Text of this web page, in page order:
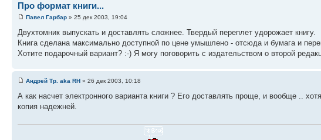
Про формат книги...
Павел Гарбар » 25 дек 2003, 19:04
Двухтомник выпускать и доставлять сложнее. Твердый переплет удорожает книгу.
Книга сделана максимально доступной по цене умышлено - отсюда и бумага и
Хотите подарочный вариант? :-) Я могу поговорить с издательством о второй
Андрей Тр. aka RH » 26 дек 2003, 10:18
А как насчет электронного варианта книги ? Его доставлять проще, и вообще ..
копия надежней.